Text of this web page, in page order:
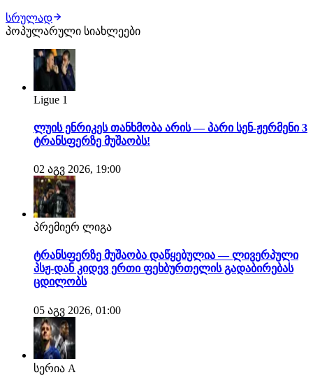
მებრძოლის შემდეგი მოწინააღმდეგე კვლავ პიოტრ იანი
იქნება. შეგახსენებთ, ეს მათი მე-3 ჩხუბი გამოვა. "თუ იანის
მხრიდან რაიმე არ შეიცვალა, დვალიშვილი…
სრულად
პოპულარული სიახლეები
Ligue 1
ლუის ენრიკეს თანხმობა არის — პარი სენ-ჟერმენი 3
ტრანსფერზე მუშაობს!
02 აგვ 2026, 19:00
პრემიერ ლიგა
ტრანსფერზე მუშაობა დაწყებულია — ლივერპული
პსჟ-დან კიდევ ერთი ფეხბურთელის გადაბირებას
ცდილობს
05 აგვ 2026, 01:00
სერია A